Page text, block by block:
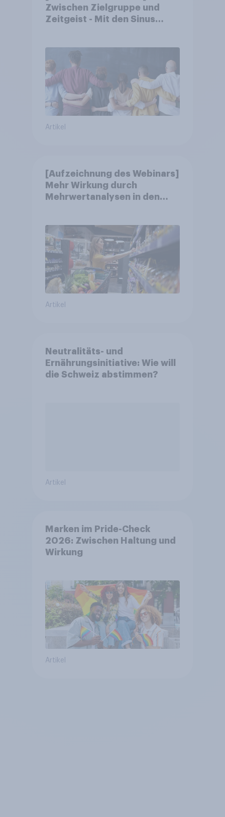
Zwischen Zielgruppe und
Zeitgeist - Mit den Sinus
Artikel
[Aufzeichnung des Webinars]
Mehr Wirkung durch
Mehrwertanalysen in den
Artikel
Neutralitäts- und
Ernährungsinitiative: Wie will
die Schweiz abstimmen?
Artikel
Marken im Pride-Check
2026: Zwischen Haltung und
Wirkung
Artikel